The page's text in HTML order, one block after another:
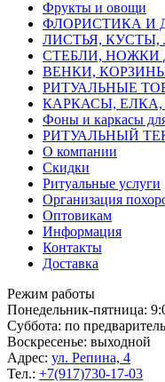
Фрукты и овощи
ФЛОРИСТИКА И
ЛИСТЬЯ,
СТЕБЛИ, НОЖКИ
ВЕНКИ,
РИТУАЛЬНЫЕ
КАРКАСЫ,
Фоны и каркасы
РИТУАЛЬНЫЙ
О компании
Скидки
Ритуальные услуги
Организация
Оптовикам
Информация
Контакты
Доставка
Режим работы
Понедельник-пятница:
Суббота: по
Воскресенье: выходной
Адрес: ул. Репина, 4
Тел.: +7(917)730-17-03